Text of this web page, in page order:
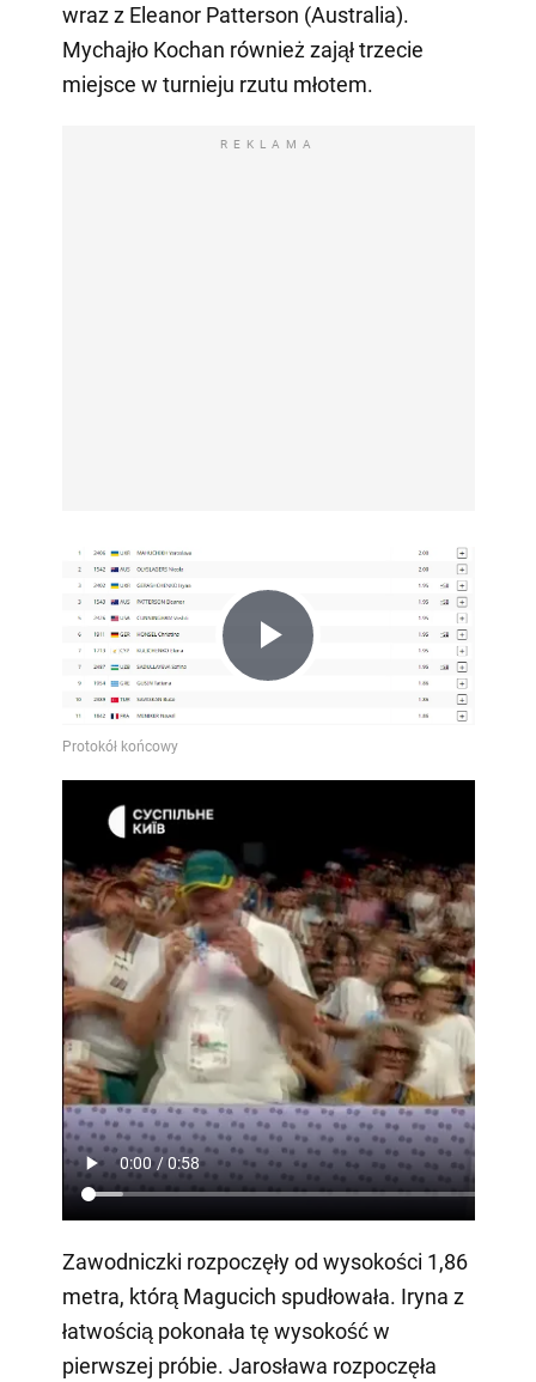
wraz z Eleanor Patterson (Australia).
Mychajło Kochan również zajął trzecie
miejsce w turnieju rzutu młotem.
REKLAMA
Play
Video
Zawodniczki rozpoczęły od wysokości 1,86
metra, którą Magucich spudłowała. Iryna z
łatwością pokonała tę wysokość w
pierwszej próbie. Jarosława rozpoczęła